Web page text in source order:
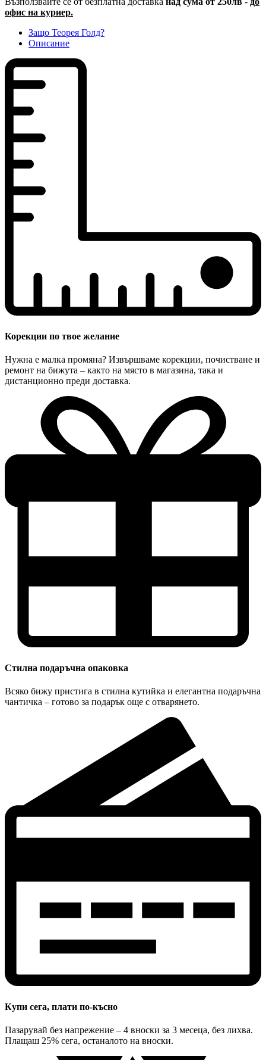
офис на куриер.
Защо Теорея Голд?
Описание
Корекции по твое желание
Нужна е малка промяна? Извършваме корекции, почистване и
ремонт на бижута – както на място в магазина, така и
дистанционно преди доставка.
Стилна подаръчна опаковка
Всяко бижу пристига в стилна кутийка и елегантна подаръчна
чантичка – готово за подарък още с отварянето.
Купи сега, плати по-късно
Пазарувай без напрежение – 4 вноски за 3 месеца, без лихва.
Плащаш 25% сега, останалото на вноски.